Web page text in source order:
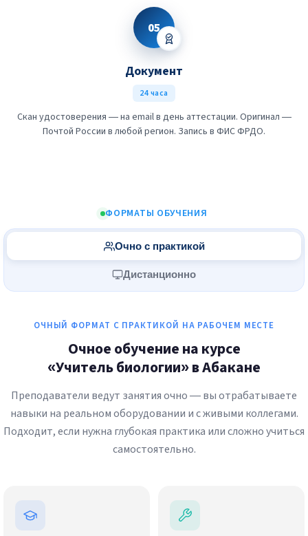
05
Документ
24 часа
Скан удостоверения — на email в день аттестации. Оригинал —
Почтой России в любой регион. Запись в ФИС ФРДО.
ФОРМАТЫ ОБУЧЕНИЯ
Очно с практикой
Дистанционно
ОЧНЫЙ ФОРМАТ С ПРАКТИКОЙ НА РАБОЧЕМ МЕСТЕ
Очное обучение на курсе
«Учитель биологии» в Абакане
Преподаватели ведут занятия очно — вы отрабатываете
навыки на реальном оборудовании и с живыми коллегами.
Подходит, если нужна глубокая практика или сложно учиться
самостоятельно.